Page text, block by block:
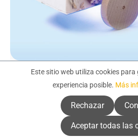
Coche de cartón
Descubrir
Este sitio web utiliza cookies
experiencia posible. Más
Rechazar
Aceptar todas las